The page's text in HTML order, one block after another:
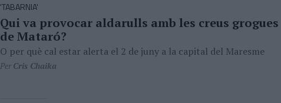
'TABARNIA'
Qui va provocar aldarulls amb les creus grogues
de Mataró?
O per què cal estar alerta el 2 de juny a la capital del Maresme
PerCris Chaika